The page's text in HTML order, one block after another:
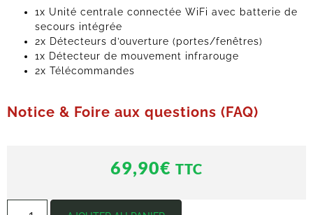
1x Unité centrale connectée WiFi avec batterie de
secours intégrée
2x Détecteurs d’ouverture (portes/fenêtres)
1x Détecteur de mouvement infrarouge
2x Télécommandes
Notice & Foire aux questions (FAQ)
69,90€ TTC